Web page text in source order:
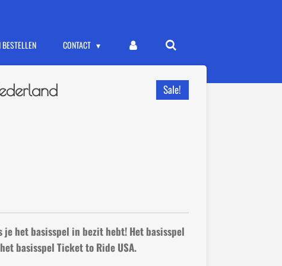
CONTACT
Sale!
het basisspel in bezit hebt! Het basisspel
basisspel Ticket to Ride USA.